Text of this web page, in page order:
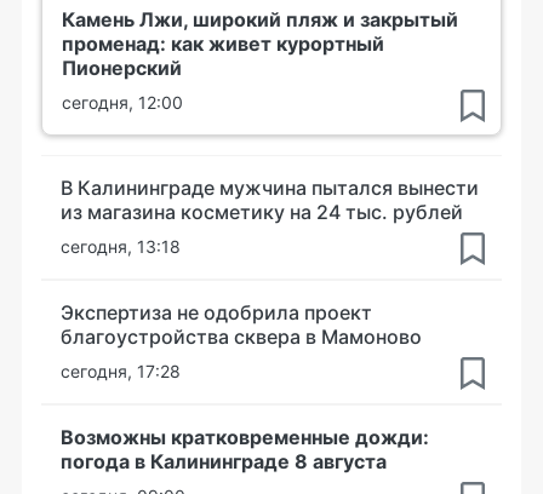
Камень Лжи, широкий пляж и закрытый
променад: как живет курортный
Пионерский
сегодня, 12:00
В Калининграде мужчина пытался вынести
из магазина косметику на 24 тыс. рублей
сегодня, 13:18
Экспертиза не одобрила проект
благоустройства сквера в Мамоново
сегодня, 17:28
Возможны кратковременные дожди:
погода в Калининграде 8 августа